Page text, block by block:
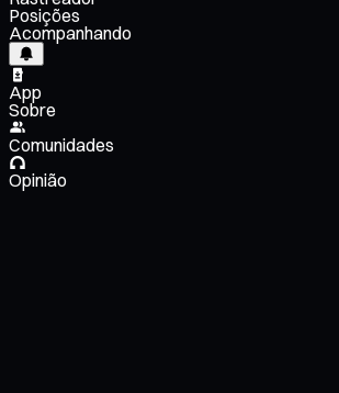
Posições
Acompanhando
App
Sobre
Comunidades
Opinião